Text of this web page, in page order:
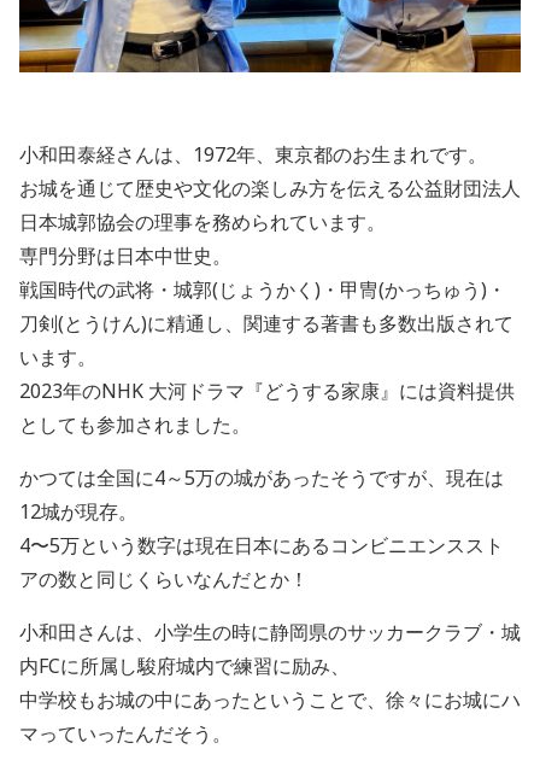
小和田泰経さんは、1972年、東京都のお生まれです。
お城を通じて歴史や文化の楽しみ方を伝える公益財団法人
日本城郭協会の理事を務められています。
専門分野は日本中世史。
戦国時代の武将・城郭(じょうかく)・甲冑(かっちゅう)・
刀剣(とうけん)に精通し、関連する著書も多数出版されて
います。
2023年のNHK 大河ドラマ『どうする家康』には資料提供
としても参加されました。
かつては全国に4～5万の城があったそうですが、現在は
12城が現存。
4〜5万という数字は現在日本にあるコンビニエンススト
アの数と同じくらいなんだとか！
小和田さんは、小学生の時に静岡県のサッカークラブ・城
内FCに所属し駿府城内で練習に励み、
中学校もお城の中にあったということで、徐々にお城にハ
マっていったんだそう。